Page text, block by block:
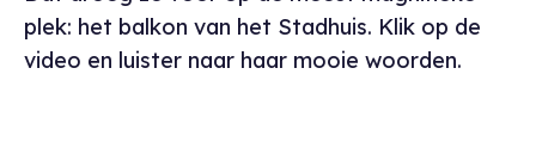
plek: het balkon van het Stadhuis. Klik op de
video en luister naar haar mooie woorden.